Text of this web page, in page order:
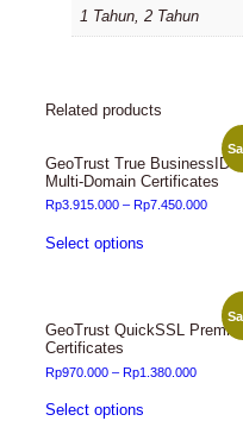
1 Tahun, 2 Tahun
Related products
GeoTrust True BusinessID
Multi-Domain Certificates
Rp3.915.000 – Rp7.450.000
Select options
GeoTrust QuickSSL Premium
Certificates
Rp970.000 – Rp1.380.000
Select options